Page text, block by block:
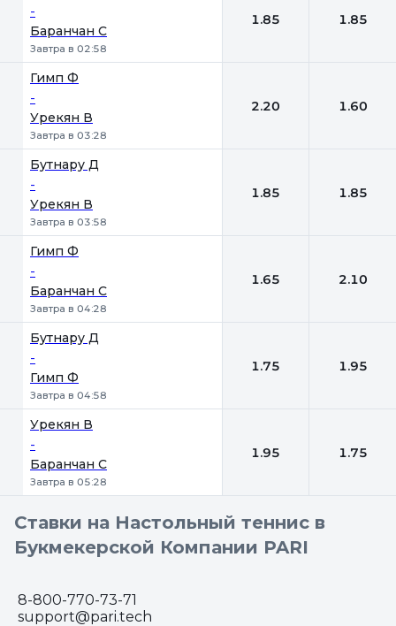
-
Баранчан С
Завтра в 02:58
1.85 1.85
Гимп Ф
-
Урекян В
Завтра в 03:28
2.20 1.60
Бутнару Д
-
Урекян В
Завтра в 03:58
1.85 1.85
Гимп Ф
-
Баранчан С
Завтра в 04:28
1.65 2.10
Бутнару Д
-
Гимп Ф
Завтра в 04:58
1.75 1.95
Урекян В
-
Баранчан С
Завтра в 05:28
1.95 1.75
Ставки на Настольный теннис в
Букмекерской Компании PARI
8-800-770-73-71
support@pari.tech